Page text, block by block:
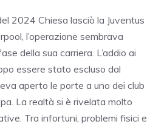
2024 Chiesa lasciò la Juventus
l’operazione sembrava
della sua carriera. L’addio ai
essere stato escluso dal
aperto le porte a uno dei club
La realtà si è rivelata molto
Tra infortuni, problemi fisici e